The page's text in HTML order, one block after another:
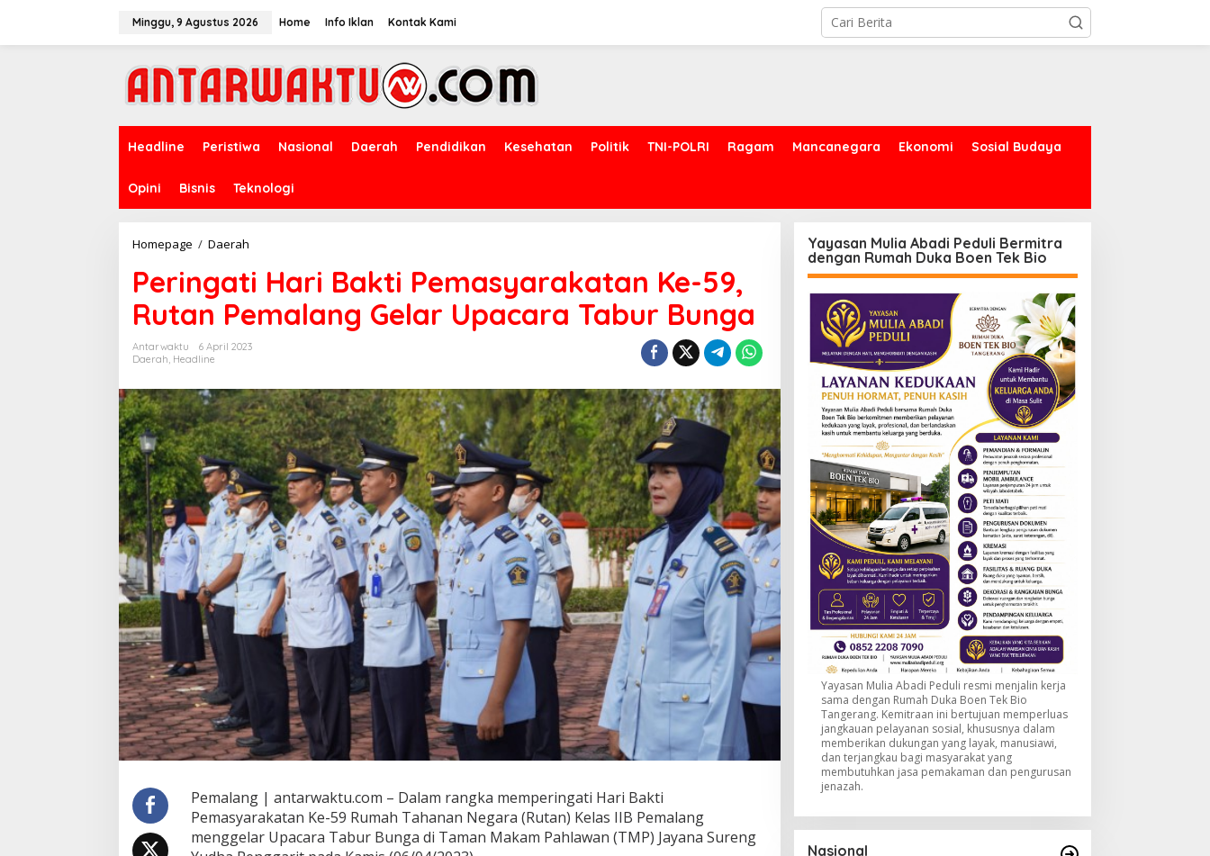
Minggu, 9 Agustus 2026 Home Info Iklan Kontak Kami
Headline Peristiwa Nasional Daerah Pendidikan Kesehatan Politik TNI-POLRI Ragam Mancanegara Ekonomi Sosial Budaya
Opini Bisnis Teknologi
Homepage / Daerah
Bakti
Pemasyarakatan
Ke-
59,
Rutan
Upacara
Tabur
Bunga
Peringati Hari Bakti Pemasyarakatan Ke-59,
Rutan Pemalang Gelar Upacara Tabur Bunga
Antarwaktu
6 April 2023
Daerah, Headline
Pemalang | antarwaktu.com – Dalam rangka memperingati Hari Bakti
Pemasyarakatan Ke-59 Rumah Tahanan Negara (Rutan) Kelas IIB Pemalang
menggelar Upacara Tabur Bunga di Taman Makam Pahlawan (TMP) Jayana Sureng
Yayasan Mulia Abadi Peduli Bermitra
dengan Rumah Duka Boen Tek Bio
Yayasan Mulia Abadi Peduli resmi menjalin kerja
sama dengan Rumah Duka Boen Tek Bio
Tangerang. Kemitraan ini bertujuan memperluas
jangkauan pelayanan sosial, khususnya dalam
memberikan dukungan yang layak, manusiawi,
dan terjangkau bagi masyarakat yang
membutuhkan jasa pemakaman dan pengurusan
jenazah.
Nasional